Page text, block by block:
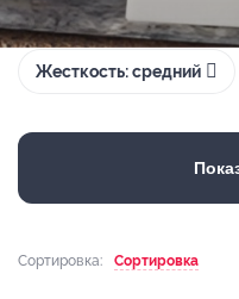
Жесткость: средний
Сортировка: Сортировка